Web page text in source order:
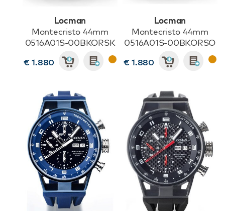
Locman
Montecristo 44mm
0516A01S-00BKORSK
€ 1.880
Locman
Montecristo 44mm
0516A01S-00BKORSO
€ 1.880